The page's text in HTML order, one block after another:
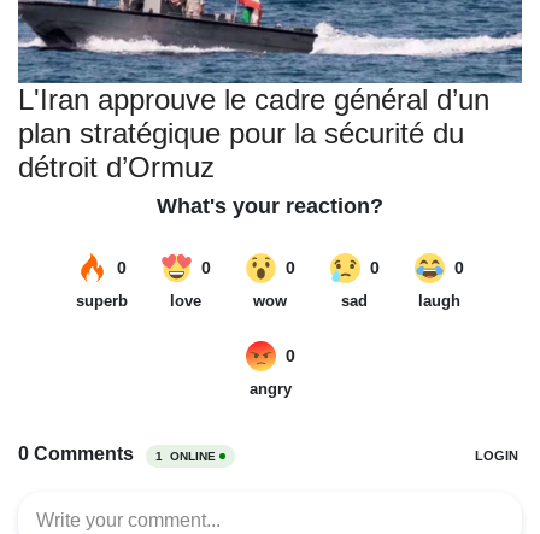
L'Iran approuve le cadre général d’un
plan stratégique pour la sécurité du
détroit d’Ormuz